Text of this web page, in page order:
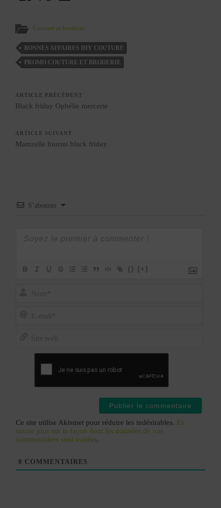
Couture et broderie
BONNES AFFAIRES DIY COUTURE
PROMO COUTURE ET BRODERIE
ARTICLE PRÉCÉDENT
Black friday Ophélie mercerie
ARTICLE SUIVANT
Mamzelle fourmi black friday
S’abonner
{} [+]
Ce site utilise Akismet pour réduire les indésirables. En
savoir plus sur la façon dont les données de vos
commentaires sont traitées.
0 COMMENTAIRES